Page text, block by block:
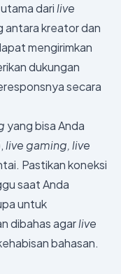
darilive
antara kreator dan
mengirimkan
dukungan
secara
yang bisa Anda
live gaming, live
Pastikan koneksi
saat Anda
untuk
dibahas agarlive
bahasan.